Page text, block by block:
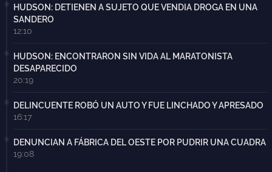
HUDSON: DETIENEN A SUJETO QUE VENDIA DROGA EN UNA
SANDERO
12:10
HUDSON: ENCONTRARON SIN VIDA AL MARATONISTA
DESAPARECIDO
20:19
DELINCUENTE ROBÓ UN AUTO Y FUE LINCHADO Y APRESADO
16:17
DENUNCIAN A FÁBRICA DEL OESTE POR PUDRIR UNA CUADRA
19:08